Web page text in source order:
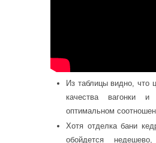
Из таблицы видно, что
качества вагонки
оптимальном
Хотя отделка бани
обойдется